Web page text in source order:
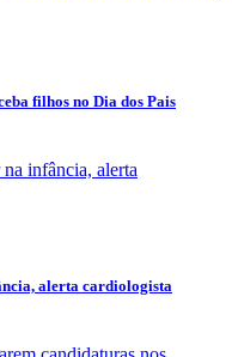
filhos no Dia dos Pais
alerta cardiologista